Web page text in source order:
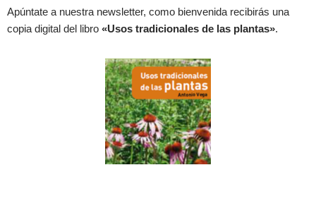
Apúntate a nuestra newsletter, como bienvenida recibirás una
copia digital del libro «Usos tradicionales de las plantas».